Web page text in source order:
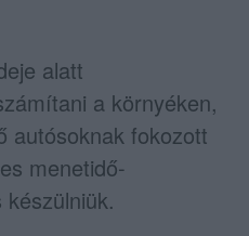
alatt
a környéken,
autósoknak fokozott
menetidő-